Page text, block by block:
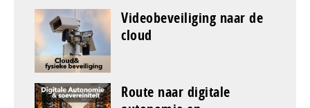
Videobeveiliging naar de
cloud
Route naar digitale